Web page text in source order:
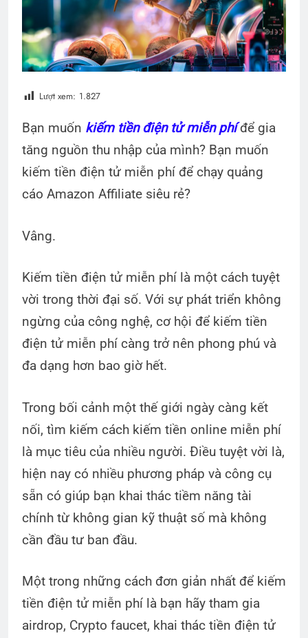
Lượt xem: 1.827
Bạn muốn kiếm tiền điện tử miễn phíđể gia
tăng nguồn thu nhập của mình? Bạn muốn
kiếm tiền điện tử miễn phí để chạy quảng
cáo Amazon Affiliate siêu rẻ?
Vâng.
Kiếm tiền điện tử miễn phí là một cách tuyệt
vời trong thời đại số. Với sự phát triển không
ngừng của công nghệ, cơ hội để kiếm tiền
điện tử miễn phí càng trở nên phong phú và
đa dạng hơn bao giờ hết.
Trong bối cảnh một thế giới ngày càng kết
nối, tìm kiếm cách kiếm tiền online miễn phí
là mục tiêu của nhiều người. Điều tuyệt vời là,
hiện nay có nhiều phương pháp và công cụ
sẵn có giúp bạn khai thác tiềm năng tài
chính từ không gian kỹ thuật số mà không
cần đầu tư ban đầu.
Một trong những cách đơn giản nhất để kiếm
tiền điện tử miễn phí là bạn hãy tham gia
airdrop, Crypto faucet, khai thác tiền điện tử